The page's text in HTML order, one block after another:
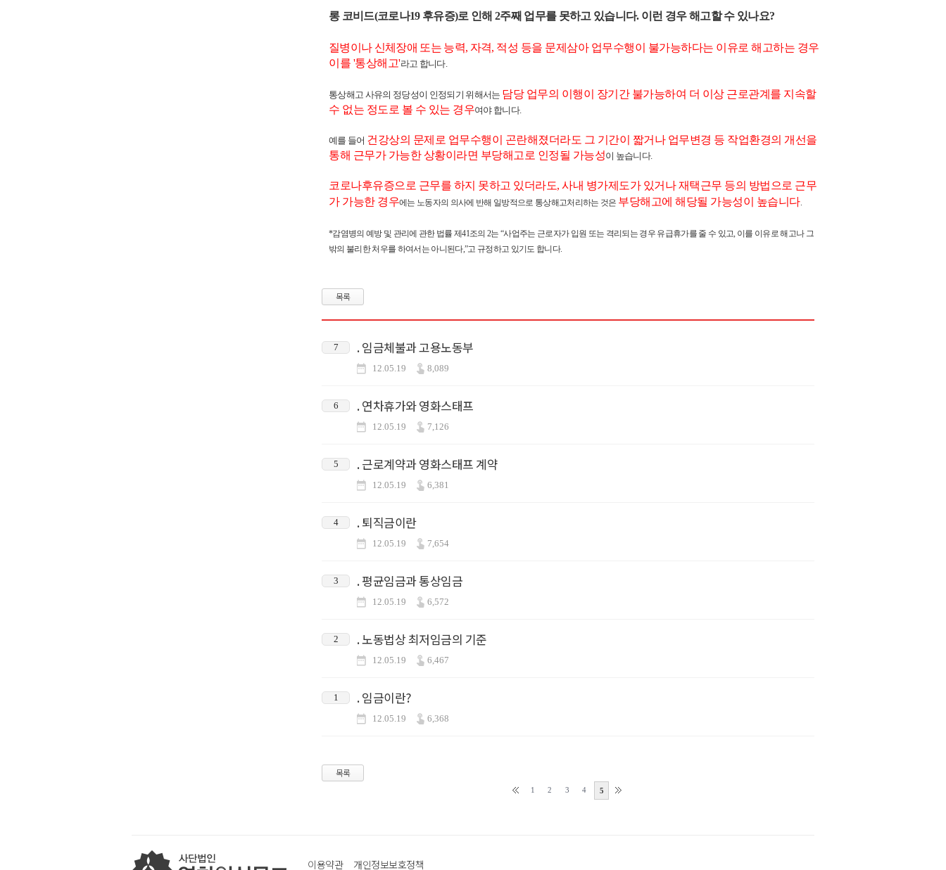
롱 코비드(코로나19 후유증)로 인해 2주째 업무를 못하고 있습니다. 이런 경우 해고할 수 있나요?
질병이나 신체장애 또는 능력, 자격, 적성 등을 문제삼아 업무수행이 불가능하다는 이유로 해고하는 경우
이를 '통상해고'라고 합니다.
통상해고 사유의 정당성이 인정되기 위해서는 담당 업무의 이행이 장기간 불가능하여 더 이상 근로관계를 지속할
수 없는 정도로 볼 수 있는 경우여야 합니다.
예를 들어 건강상의 문제로 업무수행이 곤란해졌더라도 그 기간이 짧거나 업무변경 등 작업환경의 개선을
통해 근무가 가능한 상황이라면 부당해고로 인정될 가능성이 높습니다.
코로나후유증으로 근무를 하지 못하고 있더라도, 사내 병가제도가 있거나 재택근무 등의 방법으로 근무
가 가능한 경우에는 노동자의 의사에 반해 일방적으로 통상해고처리하는 것은 부당해고에 해당될 가능성이 높습니다.
*감염병의 예방 및 관리에 관한 법률 제41조의2는“사업주는 근로자가 입원 또는 격리되는 경우 유급휴가를 줄 수 있고, 이를 이유로 해고나 그
밖의 불리한 처우를 하여서는 아니된다,”고 규정하고 있기도 합니다.
목록
7 . 임금체불과 고용노동부
12.05.19 8,089
6 . 연차휴가와 영화스태프
12.05.19 7,126
5 . 근로계약과 영화스태프 계약
12.05.19 6,381
4 . 퇴직금이란
12.05.19 7,654
3 . 평균임금과 통상임금
12.05.19 6,572
2 . 노동법상 최저임금의 기준
12.05.19 6,467
1 . 임금이란?
12.05.19 6,368
목록
1 2 3 4 5
이용약관 개인정보보호정책